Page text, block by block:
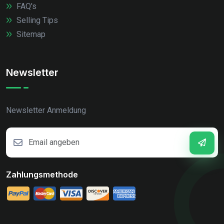
FAQ's
Selling Tips
Sitemap
Newsletter
Newsletter Anmeldung
Zahlungsmethode